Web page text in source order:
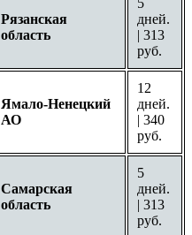
Рязанская
область
дней.
| 313
руб.
Ямало-Ненецкий
АО
12
дней.
| 340
руб.
Самарская
область
5
дней.
| 313
руб.